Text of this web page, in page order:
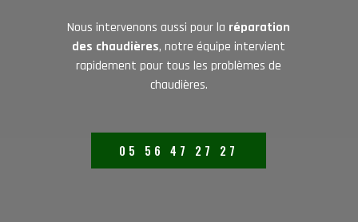
Nous intervenons aussi pour la réparation
des chaudières, notre équipe intervient
rapidement pour tous les problèmes de
chaudières.
05 56 47 27 27